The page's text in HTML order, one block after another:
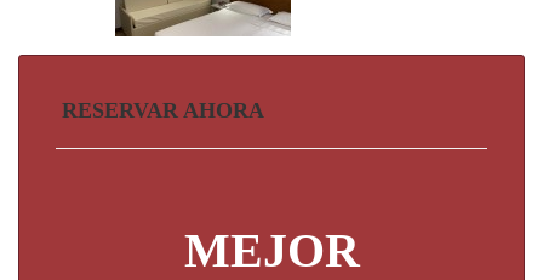
RESERVAR AHORA
MEJOR